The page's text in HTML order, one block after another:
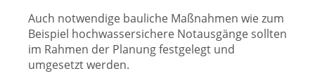
Auch notwendige bauliche Maßnahmen wie zum
Beispiel hochwassersichere Notausgänge sollten
im Rahmen der Planung festgelegt und
umgesetzt werden.